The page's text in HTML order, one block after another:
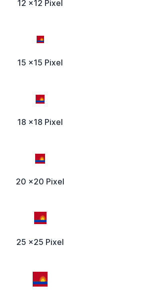
12 x12 Pixel
15 x15 Pixel
18 x18 Pixel
20 x20 Pixel
25 x25 Pixel